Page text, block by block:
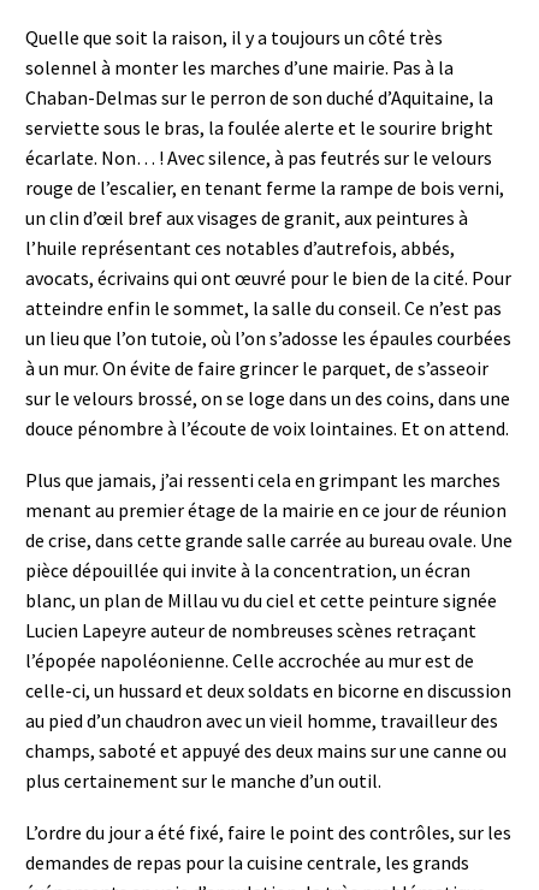
Quelle que soit la raison, il y a toujours un côté très
solennel à monter les marches d’une mairie. Pas à la
Chaban-Delmas sur le perron de son duché d’Aquitaine, la
serviette sous le bras, la foulée alerte et le sourire bright
écarlate. Non… ! Avec silence, à pas feutrés sur le velours
rouge de l’escalier, en tenant ferme la rampe de bois verni,
un clin d’œil bref aux visages de granit, aux peintures à
l’huile représentant ces notables d’autrefois, abbés,
avocats, écrivains qui ont œuvré pour le bien de la cité. Pour
atteindre enfin le sommet, la salle du conseil. Ce n’est pas
un lieu que l’on tutoie, où l’on s’adosse les épaules courbées
à un mur. On évite de faire grincer le parquet, de s’asseoir
sur le velours brossé, on se loge dans un des coins, dans une
douce pénombre à l’écoute de voix lointaines. Et on attend.
Plus que jamais, j’ai ressenti cela en grimpant les marches
menant au premier étage de la mairie en ce jour de réunion
de crise, dans cette grande salle carrée au bureau ovale. Une
pièce dépouillée qui invite à la concentration, un écran
blanc, un plan de Millau vu du ciel et cette peinture signée
Lucien Lapeyre auteur de nombreuses scènes retraçant
l’épopée napoléonienne. Celle accrochée au mur est de
celle-ci, un hussard et deux soldats en bicorne en discussion
au pied d’un chaudron avec un vieil homme, travailleur des
champs, saboté et appuyé des deux mains sur une canne ou
plus certainement sur le manche d’un outil.
L’ordre du jour a été fixé, faire le point des contrôles, sur les
demandes de repas pour la cuisine centrale, les grands